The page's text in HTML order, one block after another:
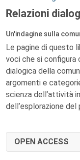
Relazioni
Un'indagine sulla
Le pagine di questo
voci che si configura
dialogica della
argomenti e
scienza dell’attività
dell’esplorazione
OPEN ACCESS